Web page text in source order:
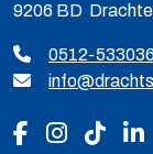
9206 BD
0512-533036
Volg ons op
Volg ons
Volg